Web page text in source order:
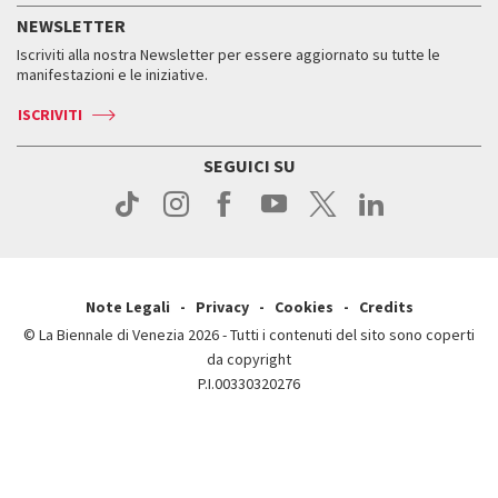
Come raggiungerci
Come raggiungerci
Contatti
Press
Orari e sedi
Biglietti
Servizi al pubblico
Come raggiungerci
Contatti
Storia
Orari e sedi
NEWSLETTER
Iscriviti alla nostra Newsletter per essere aggiornato su tutte le
manifestazioni e le iniziative.
ISCRIVITI
SEGUICI SU
Note Legali Privacy Cookies
Credits
© La Biennale di Venezia 2026 - Tutti i contenuti del sito sono coperti
da copyright
P.I.00330320276